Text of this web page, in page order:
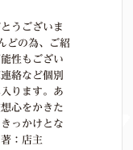
うございま
どの為、ご紹
性もござい
絡など個別
ります。あ
心をかきた
っかけとな
：店主